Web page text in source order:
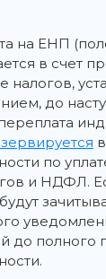
на ЕНП
в счет
налогов,
до
по
и НДФЛ.
до полного